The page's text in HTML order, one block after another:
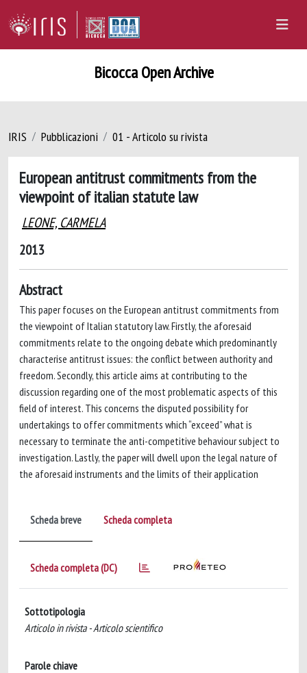
Bicocca Open Archive
IRIS Pubblicazioni 01 - Articolo su rivista
European antitrust commitments from the
viewpoint of italian statute law
LEONE, CARMELA
2013
Abstract
This paper focuses on the European antitrust commitments from
the viewpoint of Italian statutory law. Firstly, the aforesaid
commitments relate to the ongoing debate which predominantly
characterise antitrust issues: the conflict between authority and
freedom. Secondly, this article aims at contributing to the
discussion regarding one of the most problematic aspects of this
field of interest. This concerns the disputed possibility for
undertakings to offer commitments which “exceed” what is
necessary to terminate the anti-competitive behaviour subject to
investigation. Lastly, the paper will dwell upon the legal nature of
the aforesaid instruments and the limits of their application
Scheda breve Scheda completa
Scheda completa (DC)
Sottotipologia
Articolo in rivista - Articolo scientifico
Parole chiave